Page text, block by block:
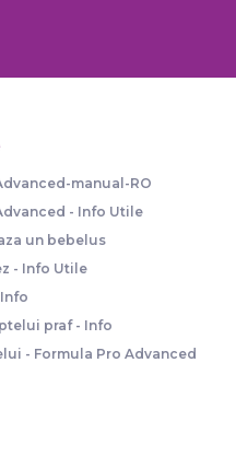
manual-RO
- Info Utile
un bebelus
- Info Utile
praf - Info
- Formula Pro Advanced